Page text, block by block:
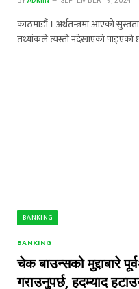
काठमाडौं । अर्थतन्त्रमा आएको
तथ्यांकले त्यस्तो नदेखाएको
BANKING
BANKING
चेक बाउन्सको मुद्दाबारे
गराउनुपर्छ, हदम्याद